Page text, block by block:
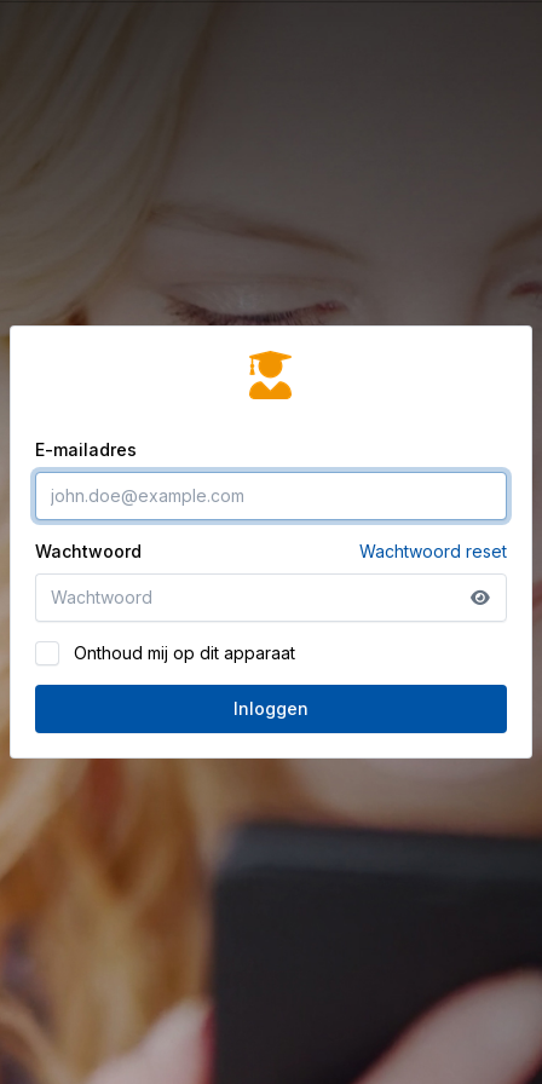
E-mailadres
Wachtwoord Wachtwoord reset
Onthoud mij op dit apparaat
Inloggen